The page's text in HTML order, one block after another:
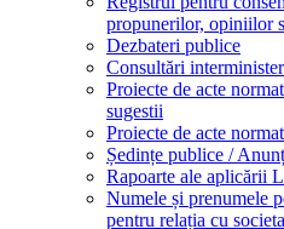
propunerilor, opiniilor
Dezbateri publice
Consultări
Proiecte de acte
sugestii
Proiecte de acte
Ședințe publice /
Rapoarte ale aplicării
Numele și prenumele
pentru relația cu